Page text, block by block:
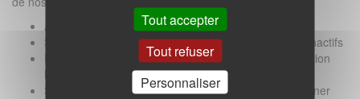
Adresses vérifiées et mises à jour quotidiennement
Suppression automatique des doublons et contacts inactifs
Respect de la réglementation RGPD pour la prospection
B2B
Support client réactif disponible pour vous accompagner
Tout accepter
Tout refuser
Personnaliser